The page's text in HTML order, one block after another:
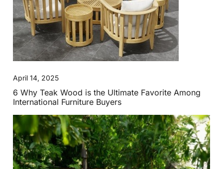
April 14, 2025
6 Why Teak Wood is the Ultimate Favorite Among
International Furniture Buyers